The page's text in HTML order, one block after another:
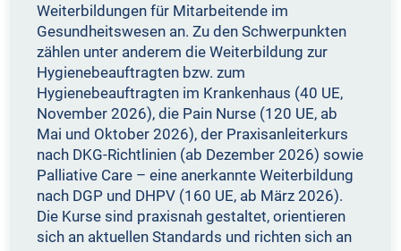
Weiterbildungen für Mitarbeitende im
Gesundheitswesen an. Zu den Schwerpunkten
zählen unter anderem die Weiterbildung zur
Hygienebeauftragten bzw. zum
Hygienebeauftragten im Krankenhaus (40 UE,
November 2026), die Pain Nurse (120 UE, ab
Mai und Oktober 2026), der Praxisanleiterkurs
nach DKG-Richtlinien (ab Dezember 2026) sowie
Palliative Care – eine anerkannte Weiterbildung
nach DGP und DHPV (160 UE, ab März 2026).
Die Kurse sind praxisnah gestaltet, orientieren
sich an aktuellen Standards und richten sich an